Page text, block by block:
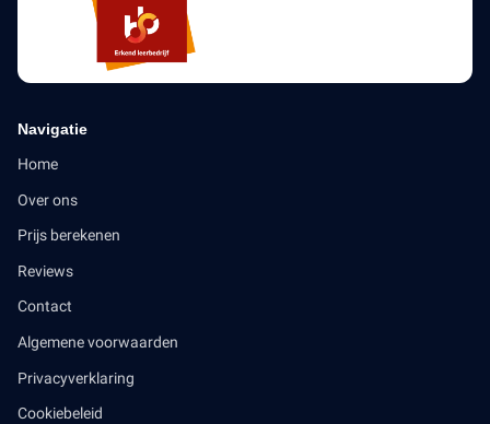
Navigatie
Home
Over ons
Prijs berekenen
Reviews
Contact
Algemene voorwaarden
Privacyverklaring
Cookiebeleid